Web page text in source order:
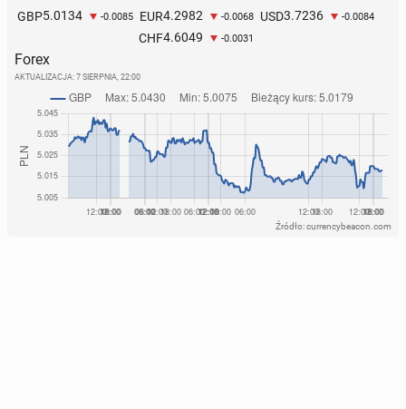
GBP5.0134 -0.0085 EUR4.2982 -0.0068 USD3.7236 -0.0084
CHF4.6049 -0.0031
Forex
AKTUALIZACJA: 7 SIERPNIA, 22:00
Źródło: currencybeacon.com